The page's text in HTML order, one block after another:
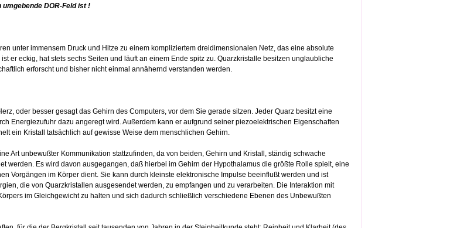
DOR-Feld ist !
unter immensem Druck und Hitze zu einem kompliziertem dreidimensionalen Netz, das eine absolute
er eckig, hat stets sechs Seiten und läuft an einem Ende spitz zu. Quarzkristalle besitzen unglaubliche
erforscht und bisher nicht einmal annähernd verstanden werden.
oder besser gesagt das Gehirn des Computers, vor dem Sie gerade sitzen. Jeder Quarz besitzt eine
Energiezufuhr dazu angeregt wird. Außerdem kann er aufgrund seiner piezoelektrischen Eigenschaften
ein Kristall tatsächlich auf gewisse Weise dem menschlichen Gehirn.
Art unbewußter Kommunikation stattzufinden, da von beiden, Gehirn und Kristall, ständig schwache
werden. Es wird davon ausgegangen, daß hierbei im Gehirn der Hypothalamus die größte Rolle spielt, eine
Vorgängen im Körper dient. Sie kann durch kleinste elektronische Impulse beeinflußt werden und ist
die von Quarzkristallen ausgesendet werden, zu empfangen und zu verarbeiten. Die Interaktion mit
im Gleichgewicht zu halten und sich dadurch schließlich verschiedene Ebenen des Unbewußten